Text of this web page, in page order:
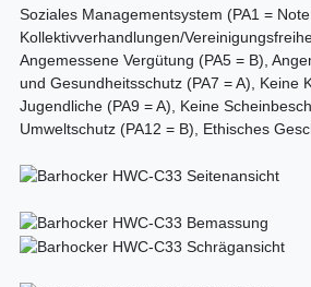
Soziales Managementsystem (PA1 =
Kollektivverhandlungen/
Angemessene Vergütung (PA5 = B),
und Gesundheitsschutz (PA7 = A), Keine
Jugendliche (PA9 = A), Keine
Umweltschutz (PA12 = B), Ethisches